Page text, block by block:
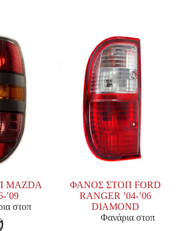
MAZDA
’09
στοπ
ΦΑΝΟΣ ΣΤΟΠ FORD
RANGER ’04-’06
DIAMOND
Φανάρια στοπ